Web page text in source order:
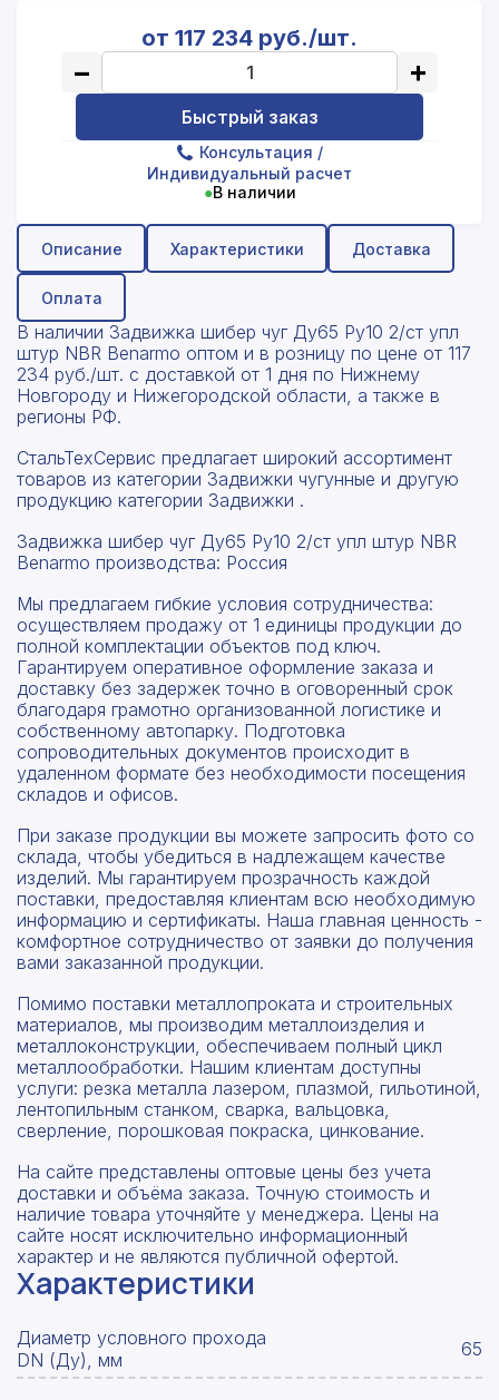
от 117 234 руб./шт.
− +
Быстрый заказ
Консультация /
Индивидуальный расчет
●В наличии
Описание Характеристики Доставка
Оплата
В наличии Задвижка шибер чуг Ду65 Ру10 2/ст упл
штур NBR Benarmo оптом и в розницу по цене от 117
234 руб./шт. с доставкой от 1 дня по Нижнему
Новгороду и Нижегородской области, а также в
регионы РФ.
СтальТехСервис предлагает широкий ассортимент
товаров из категории Задвижки чугунные и другую
продукцию категории Задвижки .
Задвижка шибер чуг Ду65 Ру10 2/ст упл штур NBR
Benarmo производства: Россия
Мы предлагаем гибкие условия сотрудничества:
осуществляем продажу от 1 единицы продукции до
полной комплектации объектов под ключ.
Гарантируем оперативное оформление заказа и
доставку без задержек точно в оговоренный срок
благодаря грамотно организованной логистике и
собственному автопарку. Подготовка
сопроводительных документов происходит в
удаленном формате без необходимости посещения
складов и офисов.
При заказе продукции вы можете запросить фото со
склада, чтобы убедиться в надлежащем качестве
изделий. Мы гарантируем прозрачность каждой
поставки, предоставляя клиентам всю необходимую
информацию и сертификаты. Наша главная ценность -
комфортное сотрудничество от заявки до получения
вами заказанной продукции.
Помимо поставки металлопроката и строительных
материалов, мы производим металлоизделия и
металлоконструкции, обеспечиваем полный цикл
металлообработки. Нашим клиентам доступны
услуги: резка металла лазером, плазмой, гильотиной,
лентопильным станком, сварка, вальцовка,
сверление, порошковая покраска, цинкование.
На сайте представлены оптовые цены без учета
доставки и объёма заказа. Точную стоимость и
наличие товара уточняйте у менеджера. Цены на
сайте носят исключительно информационный
характер и не являются публичной офертой.
Характеристики
Диаметр условного прохода
DN (Ду), мм
65